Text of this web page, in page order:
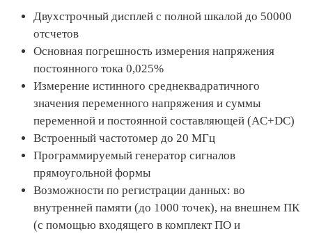
Двухстрочный дисплей с полной шкалой до 50000
отсчетов
Основная погрешность измерения напряжения
постоянного тока 0,025%
Измерение истинного среднеквадратичного
значения переменного напряжения и суммы
переменной и постоянной составляющей (AC+DC)
Встроенный частотомер до 20 МГц
Программируемый генератор сигналов
прямоугольной формы
Возможности по регистрации данных: во
внутренней памяти (до 1000 точек), на внешнем ПК
(с помощью входящего в комплект ПО и